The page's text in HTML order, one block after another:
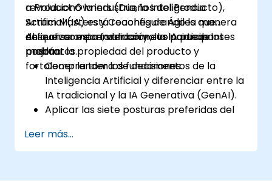
revolucionó la industria, la Inteligencia
Artificial (IA) está reconfigurando la manera
en que se crean, validan y evolucionan los
productos.
a Product Owners (Dueños del Producto),
Scrum Masters y Coaches de Ágiles que
desean comprender cómo la IA puede
mejorar la propiedad del producto y
fortalecer la toma de decisiones.
Al finalizar esta formación, los participantes
podrán:
Comprender los fundamentos de la
Inteligencia Artificial y diferenciar entre la
IA tradicional y la IA Generativa (GenAI).
Aplicar las siete posturas preferidas del
de Orquestador) y utilizar la IA para
reforzar cada postura, como la de
Representante del Cliente.
Leer más...